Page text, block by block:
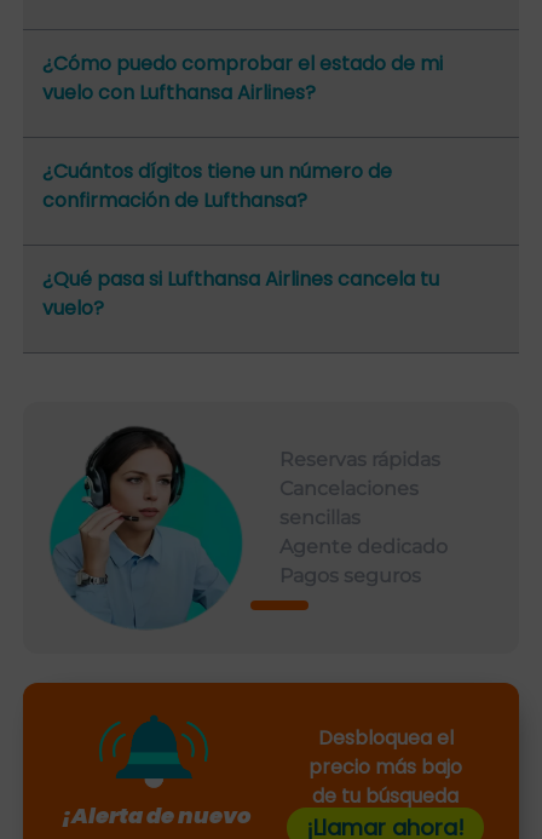
¿Cómo puedo comprobar el estado de mi
vuelo con Lufthansa Airlines?
¿Cuántos dígitos tiene un número de
confirmación de Lufthansa?
¿Qué pasa si Lufthansa Airlines cancela tu
vuelo?
Reservas rápidas
Cancelaciones
sencillas
Agente dedicado
Pagos seguros
¡Alerta de nuevo
Desbloquea el
precio más bajo
de tu búsqueda
¡Llamar ahora!